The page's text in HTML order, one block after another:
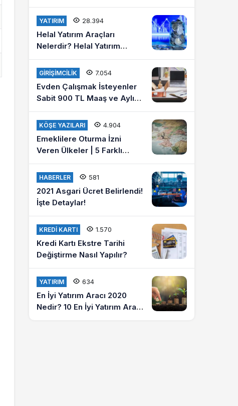
Platformda
YATIRIM 28.394
Helal Yatırım Araçları
Nelerdir? Helal Yatırım
Yapmak İstiyorum Diyenlere
Tavsiyeler?
GIRIŞIMCILIK 7.054
Evden Çalışmak İsteyenler
Sabit 900 TL Maaş ve Aylık
4 Bin Lira Kazanmak İster
misiniz?
KÖŞE YAZILARI 4.904
Emeklilere Oturma İzni
Veren Ülkeler | 5 Farklı
Ülkede Emeklilik Hayatı
Yaşayın
HABERLER 581
2021 Asgari Ücret Belirlendi!
İşte Detaylar!
KREDI KARTI 1.570
Kredi Kartı Ekstre Tarihi
Değiştirme Nasıl Yapılır?
YATIRIM 634
En İyi Yatırım Aracı 2020
Nedir? 10 En İyi Yatırım Aracı